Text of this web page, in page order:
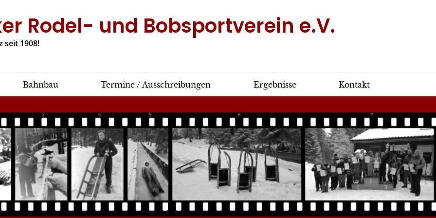
Rodel- und Bobsportverein e.V.
seit 1908!
Bahnbau Termine / Ausschreibungen Ergebnisse Kontakt